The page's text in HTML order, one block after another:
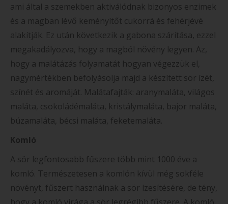
ami által a szemekben aktiválódnak bizonyos enzimek
és a magban lévő keményítőt cukorrá és fehérjévé
alakítják. Ez után következik a gabona szárítása, ezzel
megakadályozva, hogy a magból növény legyen. Az,
hogy a malátázás folyamatát hogyan végezzük el,
nagymértékben befolyásolja majd a készített sör ízét,
színét és aromáját. Malátafajták: aranymaláta, világos
maláta, csokoládémaláta, kristálymaláta, bajor maláta,
búzamaláta, bécsi maláta, feketemaláta.
Komló
A sör legfontosabb fűszere több mint 1000 éve a
komló. Természetesen a komlón kívül még sokféle
növényt, fűszert használnak a sör ízesítésére, de tény,